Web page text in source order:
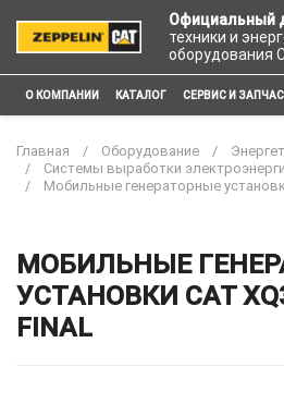
Официальный
техники и
оборудования
О КОМПАНИИ КАТАЛОГ СЕРВИС И
Главная Оборудование
Системы выработки
Мобильные генераторные
МОБИЛЬНЫЕ
УСТАНОВКИ CAT
FINAL